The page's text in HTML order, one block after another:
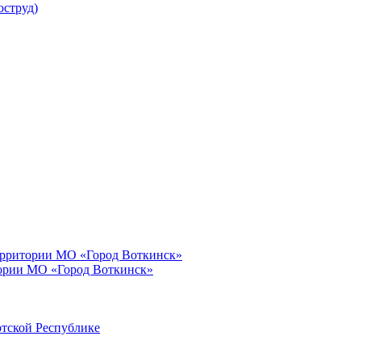
МО «Город Воткинск»
МО «Город Воткинск»
Республике